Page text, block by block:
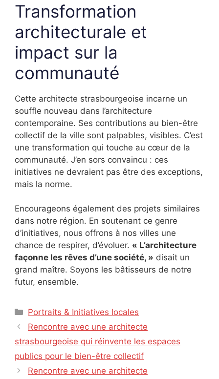
Transformation
architecturale et
impact sur la
communauté
Cette architecte strasbourgeoise incarne un
souffle nouveau dans l’architecture
contemporaine. Ses contributions au bien-être
collectif de la ville sont palpables, visibles. C’est
une transformation qui touche au cœur de la
communauté. J’en sors convaincu : ces
initiatives ne devraient pas être des exceptions,
mais la norme.
Encourageons également des projets similaires
dans notre région. En soutenant ce genre
d’initiatives, nous offrons à nos villes une
chance de respirer, d’évoluer. « L’architecture
façonne les rêves d’une société, » disait un
grand maître. Soyons les bâtisseurs de notre
futur, ensemble.
Catégories
Portraits & Initiatives locales
Rencontre avec une architecte
strasbourgeoise qui réinvente les espaces
publics pour le bien-être collectif
Rencontre avec une architecte